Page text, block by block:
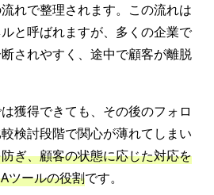
れで整理されます。この流れは
と呼ばれますが、多くの企業で
されやすく、途中で顧客が離脱
獲得できても、その後のフォロ
検討段階で関心が薄れてしまい
ぎ、顧客の状態に応じた対応を
ツールの役割です。